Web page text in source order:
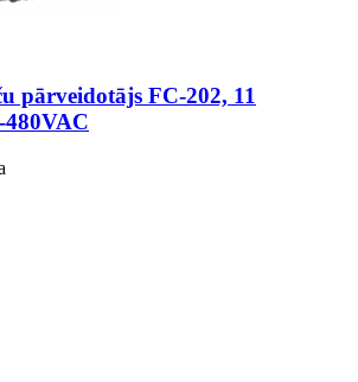
pārveidotājs FC-202, 11